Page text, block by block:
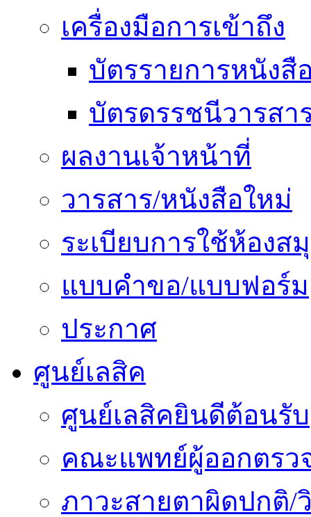
เครื่องมือการเข้าถึง
บัตรรายการหนังสื
บัตรดรรชนีวารสา
ผลงานเจ้าหน้าที่
วารสาร/หนังสือใหม่
ระเบียบการใช้ห้องส
แบบคำขอ/แบบฟอร์ม
ประกาศ
ศูนย์เลสิค
ศูนย์เลสิคยินดีต้อนรับ
คณะแพทย์ผู้ออกตรว
ภาวะสายตาผิดปกติ/